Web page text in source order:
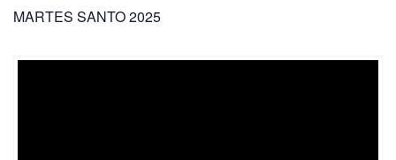
MARTES SANTO 2025